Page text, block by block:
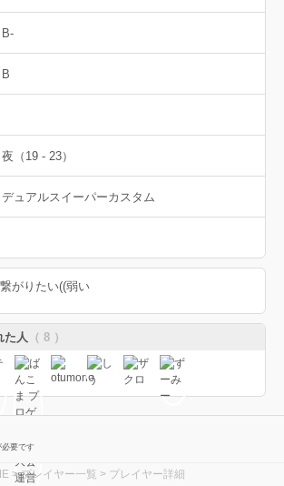
B-
B
夜（19 - 23）
デュアルスイーパーカスタム
がりたい((弱い
た人 （ 8 ）
要です
>プレイヤー一覧 > プレイヤー詳細